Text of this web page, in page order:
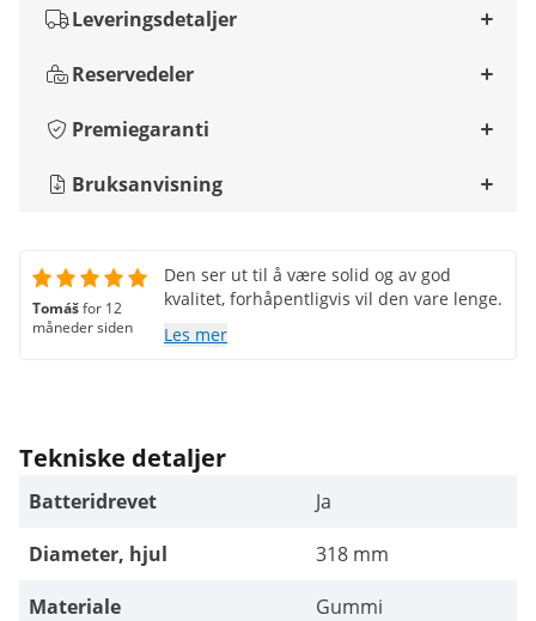
Leveringsdetaljer
Reservedeler
Premiegaranti
Bruksanvisning
Tomášfor 12
måneder siden
Den ser ut til å være solid og av god
kvalitet, forhåpentligvis vil den vare lenge.
Les mer
Tekniske detaljer
Batteridrevet
Ja
Diameter, hjul
318 mm
Materiale
Gummi